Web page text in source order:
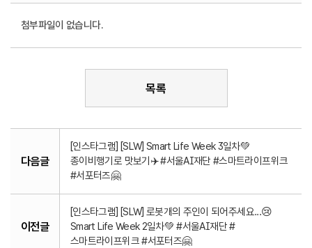
첨부파일이 없습니다.
목록
다음글
[인스타그램] [SLW] Smart Life Week 3일차💚
종이비행기로 맛보기✈️ #서울AI재단 #스마트라이프위크
#서포터즈🤗
이전글
[인스타그램] [SLW] 로봇개의 주인이 되어주세요...😢
Smart Life Week 2일차💚 #서울AI재단 #
스마트라이프위크 #서포터즈🤗